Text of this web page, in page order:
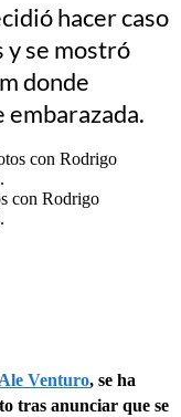
hacer caso
y se mostró
donde
con Rodrigo
Venturo, se ha
tras anunciar que se